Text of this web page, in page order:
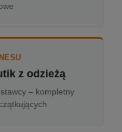
z odzieżą
– kompletny